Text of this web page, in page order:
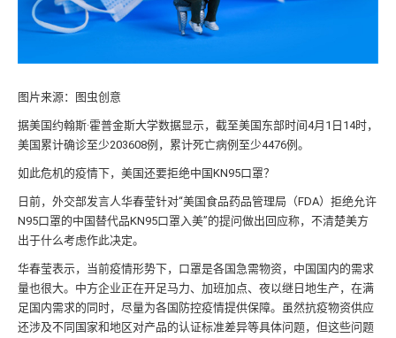
图片来源：图虫创意
据美国约翰斯·霍普金斯大学数据显示，截至美国东部时间4月1日14时，
美国累计确诊至少203608例，累计死亡病例至少4476例。
如此危机的疫情下，美国还要拒绝中国KN95口罩？
日前，外交部发言人华春莹针对“美国食品药品管理局（FDA）拒绝允许
N95口罩的中国替代品KN95口罩入美”的提问做出回应称，不清楚美方
出于什么考虑作此决定。
华春莹表示，当前疫情形势下，口罩是各国急需物资，中国国内的需求
量也很大。中方企业正在开足马力、加班加点、夜以继日地生产，在满
足国内需求的同时，尽量为各国防控疫情提供保障。虽然抗疫物资供应
还涉及不同国家和地区对产品的认证标准差异等具体问题，但这些问题